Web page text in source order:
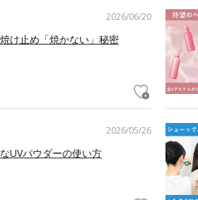
2026/06/20
け止め「焼かない」秘密
2026/05/26
UVパウダーの使い方